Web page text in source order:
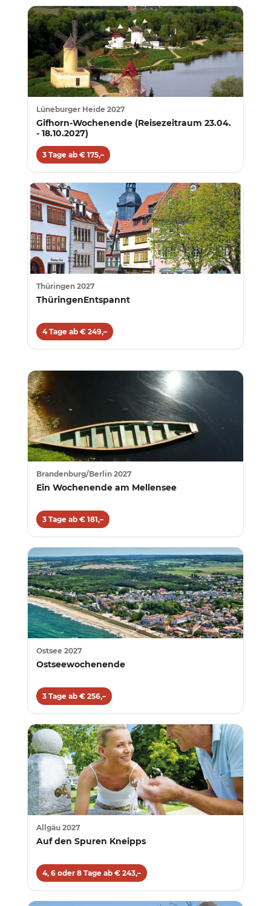
Lüneburger Heide 2027
Gifhorn-Wochenende (Reisezeitraum 23.04.
- 18.10.2027)
3 Tage ab € 175,–
Thüringen 2027
ThüringenEntspannt
4 Tage ab € 249,–
Brandenburg/Berlin 2027
Ein Wochenende am Mellensee
3 Tage ab € 181,–
Ostsee 2027
Ostseewochenende
3 Tage ab € 256,–
Allgäu 2027
Auf den Spuren Kneipps
4, 6 oder 8 Tage ab € 243,–